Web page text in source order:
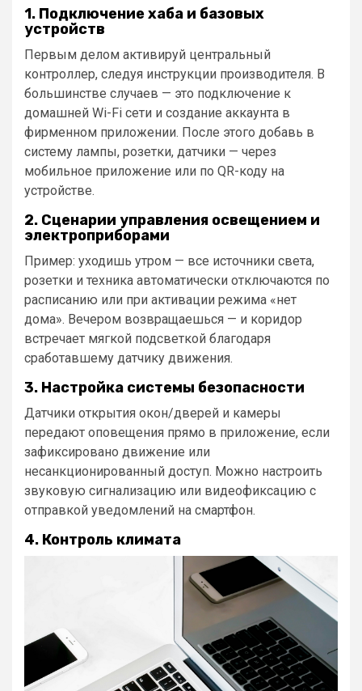
1. Подключение хаба и базовых
устройств
Первым делом активируй центральный
контроллер, следуя инструкции производителя. В
большинстве случаев — это подключение к
домашней Wi-Fi сети и создание аккаунта в
фирменном приложении. После этого добавь в
систему лампы, розетки, датчики — через
мобильное приложение или по QR-коду на
устройстве.
2. Сценарии управления освещением и
электроприборами
Пример: уходишь утром — все источники света,
розетки и техника автоматически отключаются по
расписанию или при активации режима «нет
дома». Вечером возвращаешься — и коридор
встречает мягкой подсветкой благодаря
сработавшему датчику движения.
3. Настройка системы безопасности
Датчики открытия окон/дверей и камеры
передают оповещения прямо в приложение, если
зафиксировано движение или
несанкционированный доступ. Можно настроить
звуковую сигнализацию или видеофиксацию с
отправкой уведомлений на смартфон.
4. Контроль климата